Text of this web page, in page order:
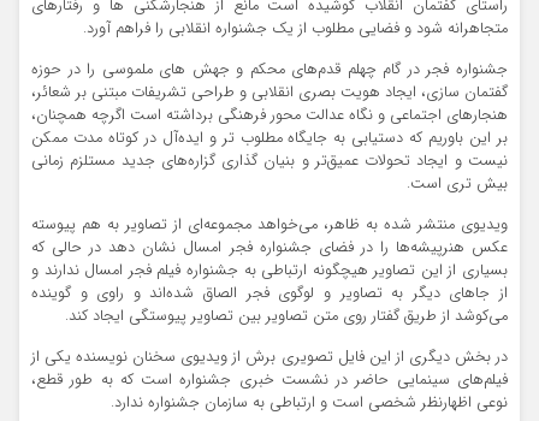
راستای گفتمان انقلاب کوشیده است مانع از هنجارشکنی ها و رفتارهای
متجاهرانه شود و فضایی مطلوب از یک جشنواره انقلابی را فراهم آورد.
جشنواره فجر در گام چهلم قدم‌های محکم و جهش های ملموسی را در حوزه
گفتمان سازی، ایجاد هویت بصری انقلابی و طراحی تشریفات مبتنی بر شعائر،
هنجارهای اجتماعی و نگاه عدالت محور فرهنگی برداشته است اگرچه همچنان،
بر این باوریم که دستیابی به جایگاه مطلوب تر و ایده‌آل در کوتاه مدت ممکن
نیست و ایجاد تحولات عمیق‌تر و بنیان گذاری گزاره‌های جدید مستلزم زمانی
بیش تری است.
ویدیوی منتشر شده به ظاهر، می‌خواهد مجموعه‌ای از تصاویر به هم پیوسته
عکس هنرپیشه‌ها را در فضای جشنواره فجر امسال نشان دهد در حالی که
بسیاری از این تصاویر هیچگونه ارتباطی به جشنواره فیلم فجر امسال ندارند و
از جاهای دیگر به تصاویر و لوگوی فجر الصاق شده‌اند و راوی و گوینده
می‌کوشد از طریق گفتار روی متن تصاویر بین تصاویر پیوستگی ایجاد کند.
در بخش دیگری از این فایل تصویری برش از ویدیوی سخنان نویسنده یکی از
فیلم‌های سینمایی حاضر در نشست خبری جشنواره است که به طور قطع،
نوعی اظهارنظر شخصی است و ارتباطی به سازمان جشنواره ندارد.